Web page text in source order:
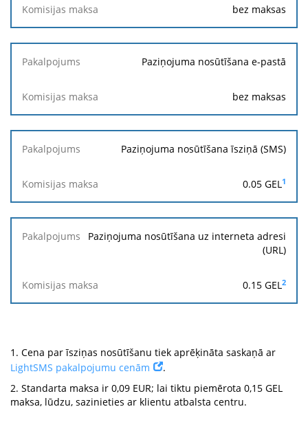
Komisijas
bez maksas
Paziņojuma nosūtīšana e-pastā
bez maksas
Paziņojuma nosūtīšana īsziņā (SMS)
0.05 GEL1
Paziņojuma nosūtīšana uz interneta adresi
(URL)
0.15 GEL2
1. Cena par īsziņas nosūtīšanu tiek aprēķināta saskaņā ar
LightSMS pakalpojumu cenām
.
2. Standarta maksa ir 0,09 EUR; lai tiktu piemērota 0,15 GEL
maksa, lūdzu, sazinieties ar klientu atbalsta centru.